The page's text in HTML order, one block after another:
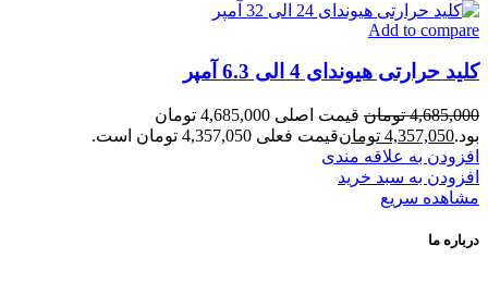
Add to compare
کلید حرارتی هیوندای 4 الی 6.3 آمپر
4,685,000 تومان
قیمت اصلی 4,685,000 تومان
بود.4,357,050 تومانقیمت فعلی 4,357,050 تومان است.
افزودن به علاقه مندی
افزودن به سبد خرید
مشاهده سریع
درباره ما